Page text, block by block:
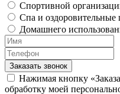
Спортивной
Спа и оздоровительные
Домашнего
Заказать звонок
Нажимая кнопку
обработку моей